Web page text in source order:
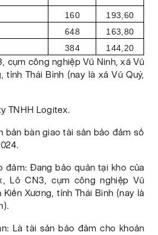
160
193,60
648
163,80
384 144,20
cụm công nghiệp Vũ Ninh, xã Vũ
tỉnh Thái Bình (nay là xã Vũ Quý,
TNHH Logitex.
bản bàn giao tài sản bảo đảm số
đảm: Đang bảo quản tại kho của
Lô CN3, cụm công nghiệp Vũ
Xương, tỉnh Thái Bình (nay là
Là tài sản bảo đảm cho khoản